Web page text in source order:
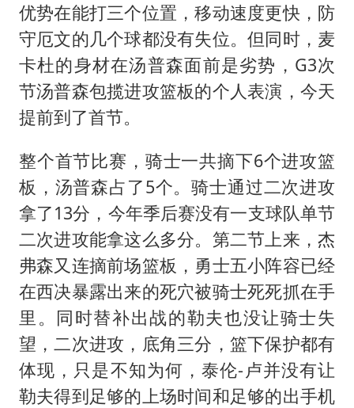
优势在能打三个位置，移动速度更快，防
守厄文的几个球都没有失位。但同时，麦
卡杜的身材在汤普森面前是劣势，G3次
节汤普森包揽进攻篮板的个人表演，今天
提前到了首节。
整个首节比赛，骑士一共摘下6个进攻篮
板，汤普森占了5个。骑士通过二次进攻
拿了13分，今年季后赛没有一支球队单节
二次进攻能拿这么多分。第二节上来，杰
弗森又连摘前场篮板，勇士五小阵容已经
在西决暴露出来的死穴被骑士死死抓在手
里。同时替补出战的勒夫也没让骑士失
望，二次进攻，底角三分，篮下保护都有
体现，只是不知为何，泰伦-卢并没有让
勒夫得到足够的上场时间和足够的出手机